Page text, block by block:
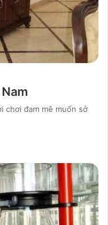
chơi đam mê muốn sở